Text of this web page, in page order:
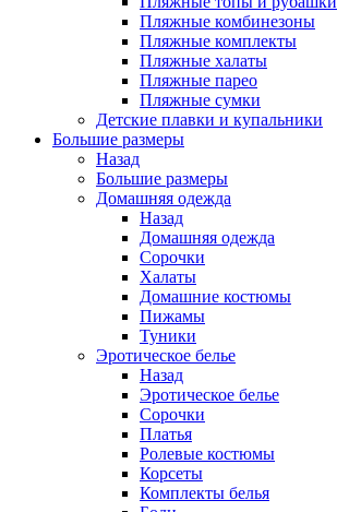
Пляжные комбинезоны
Пляжные комплекты
Пляжные халаты
Пляжные парео
Пляжные сумки
Детские плавки и купальники
Большие размеры
Назад
Большие размеры
Домашняя одежда
Назад
Домашняя одежда
Сорочки
Халаты
Домашние костюмы
Пижамы
Туники
Эротическое белье
Назад
Эротическое белье
Сорочки
Платья
Ролевые костюмы
Корсеты
Комплекты белья